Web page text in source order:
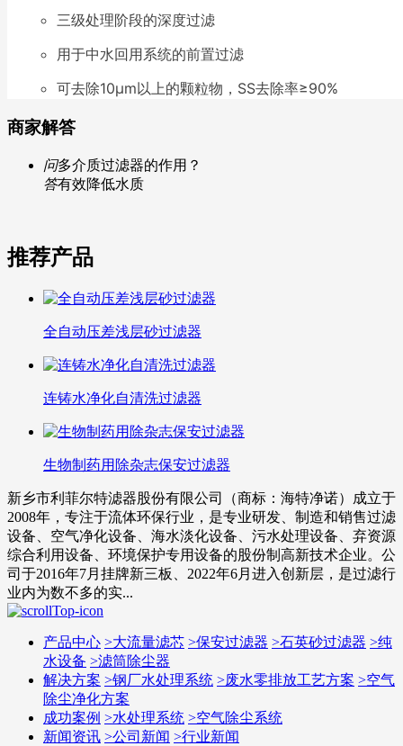
三级处理阶段的深度过滤
用于中水回用系统的前置过滤
可去除10μm以上的颗粒物，SS去除率≥90%
商家解答
问多介质过滤器的作用？
答有效降低水质
推荐产品
全自动压差浅层砂过滤器
连铸水净化自清洗过滤器
生物制药用除杂志保安过滤器
新乡市利菲尔特滤器股份有限公司（商标：海特净诺）成立于
2008年，专注于流体环保行业，是专业研发、制造和销售过滤
设备、空气净化设备、海水淡化设备、污水处理设备、弃资源
综合利用设备、环境保护专用设备的股份制高新技术企业。公
司于2016年7月挂牌新三板、2022年6月进入创新层，是过滤行
业内为数不多的实...
产品中心 >大流量滤芯 >保安过滤器 >石英砂过滤器 >纯
水设备 >滤筒除尘器
解决方案 >钢厂水处理系统 >废水零排放工艺方案 >空气
除尘净化方案
成功案例 >水处理系统 >空气除尘系统
新闻资讯 >公司新闻 >行业新闻